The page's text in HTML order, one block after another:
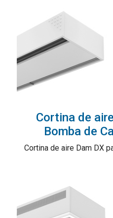
Cortina de
Bomba de
Cortina de aire Dam DX